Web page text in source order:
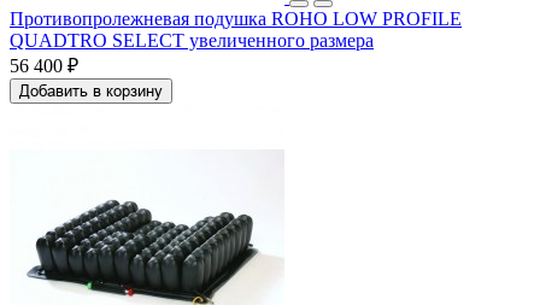
Противопролежневая подушка ROHO LOW PROFILE
QUADTRO SELECT увеличенного размера
56 400 ₽
Добавить в корзину